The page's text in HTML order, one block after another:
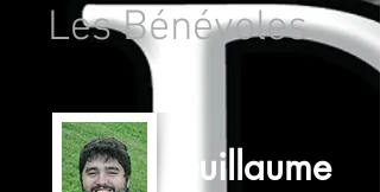
Les Bénévoles
Guillaume